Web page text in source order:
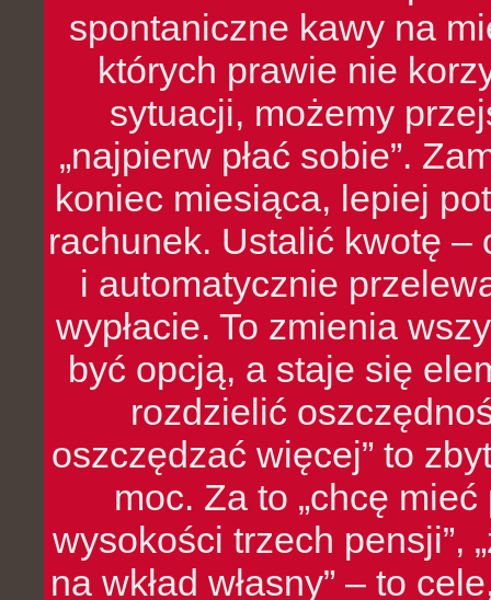
spontaniczne kawy na
których prawie nie
sytuacji, możemy
„najpierw płać sobie”.
koniec miesiąca, lepiej
rachunek. Ustalić kwotę
i automatycznie
wypłacie. To zmienia
być opcją, a staje się
rozdzielić
oszczędzać więcej” to
moc. Za to „chcę
wysokości trzech pensji”,
na wkład własny” – to